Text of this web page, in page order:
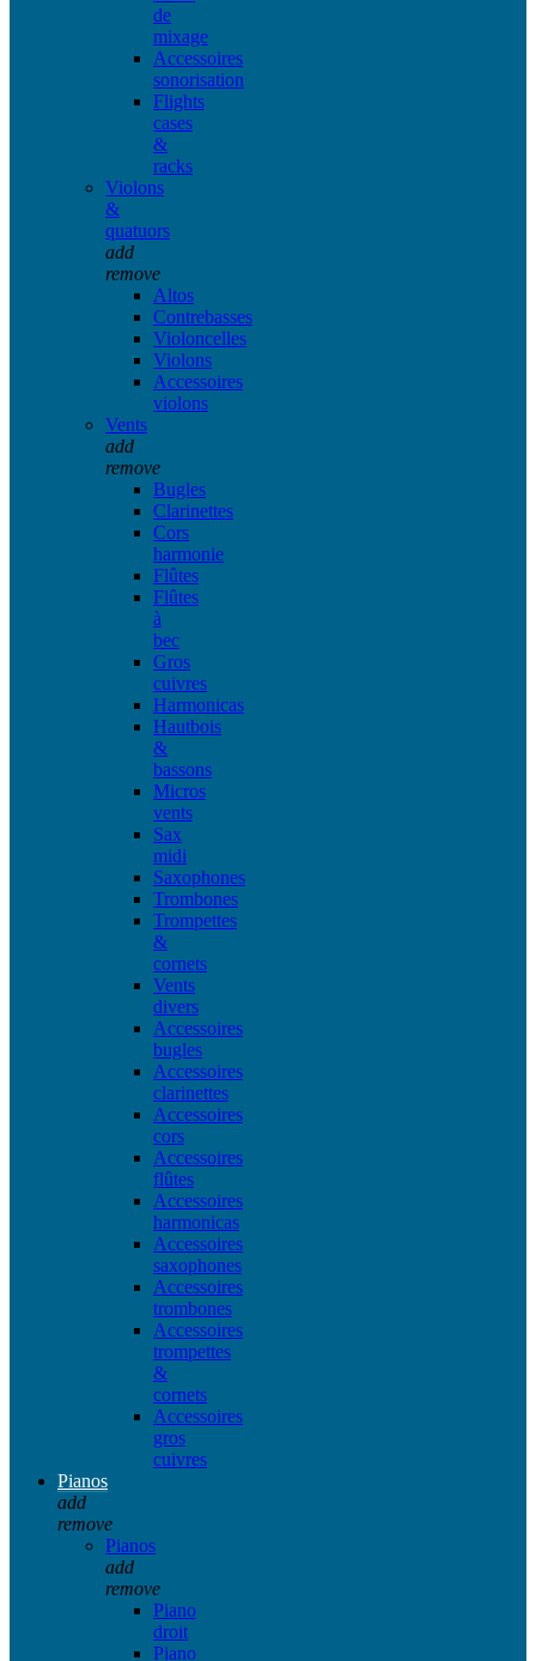
de
mixage
Accessoires
sonorisation
Flights
cases
&
racks
Violons
&
quatuors
add
remove
Altos
Contrebasses
Violoncelles
Violons
Accessoires
violons
Vents
add
remove
Bugles
Clarinettes
Cors
harmonie
Flûtes
Flûtes
à
bec
Gros
cuivres
Harmonicas
Hautbois
&
bassons
Micros
vents
Sax
midi
Saxophones
Trombones
Trompettes
&
cornets
Vents
divers
Accessoires
bugles
Accessoires
clarinettes
Accessoires
cors
Accessoires
flûtes
Accessoires
harmonicas
Accessoires
saxophones
Accessoires
trombones
Accessoires
trompettes
&
cornets
Accessoires
gros
cuivres
Pianos
add
remove
Pianos
add
remove
Piano
droit
Piano